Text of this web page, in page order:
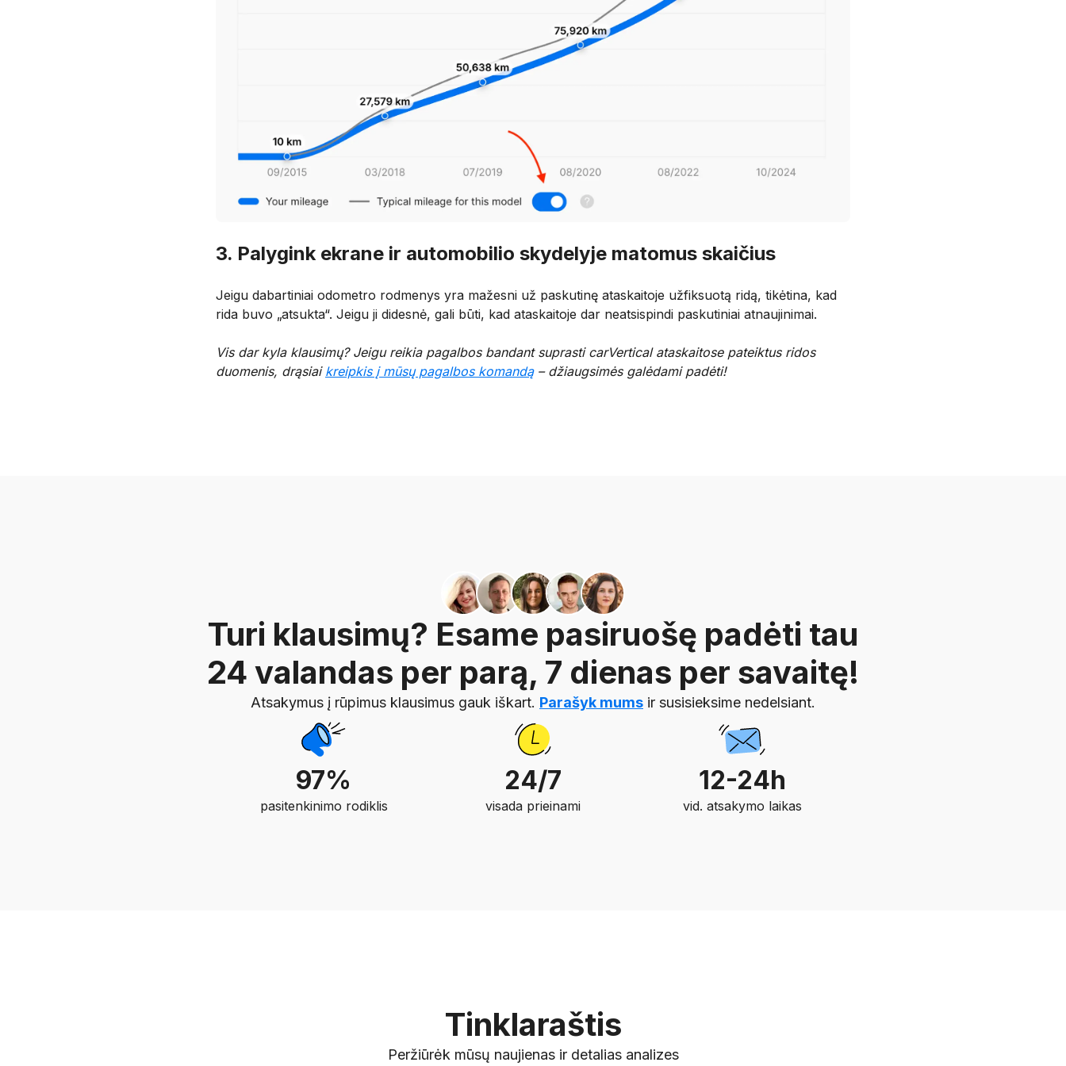
3. Palygink ekrane ir automobilio skydelyje matomus skaičius
Jeigu dabartiniai odometro rodmenys yra mažesni už paskutinę ataskaitoje užfiksuotą ridą, tikėtina, kad
rida buvo „atsukta“. Jeigu ji didesnė, gali būti, kad ataskaitoje dar neatsispindi paskutiniai atnaujinimai.
Vis dar kyla klausimų? Jeigu reikia pagalbos bandant suprasti carVertical ataskaitose pateiktus ridos
duomenis, drąsiai kreipkis į mūsų pagalbos komandą– džiaugsimės galėdami padėti!
Turi klausimų? Esame pasiruošę padėti tau
24 valandas per parą, 7 dienas per savaitę!
Atsakymus į rūpimus klausimus gauk iškart. Parašyk mums ir susisieksime nedelsiant.
97%
pasitenkinimo rodiklis
24/7
visada prieinami
12-24h
vid. atsakymo laikas
Tinklaraštis
Peržiūrėk mūsų naujienas ir detalias analizes